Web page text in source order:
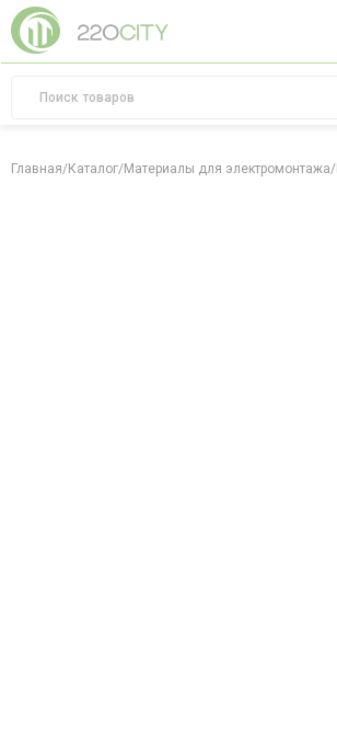
Главная/Каталог/Материалы для электромонтажа/